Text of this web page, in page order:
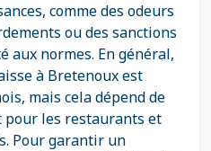
comme des odeurs
ou des sanctions
aux normes. En général,
à Bretenoux est
mais cela dépend de
les restaurants et
Pour garantir un